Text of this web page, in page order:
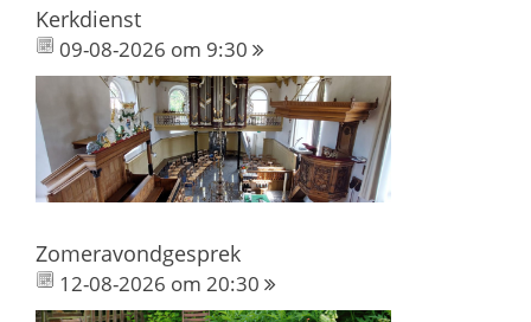
Kerkdienst
09-08-2026 om 9:30
Zomeravondgesprek
12-08-2026 om 20:30